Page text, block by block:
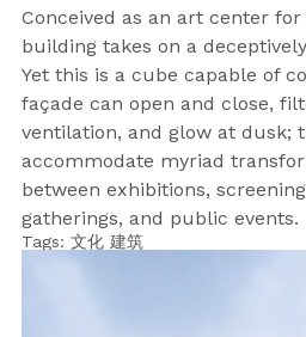
Conceived as an art center
building takes on a
Yet this is a cube capable of
façade can open and close,
ventilation, and glow at dusk;
accommodate myriad
between exhibitions,
gatherings, and public events.
Tags: 文化 建筑